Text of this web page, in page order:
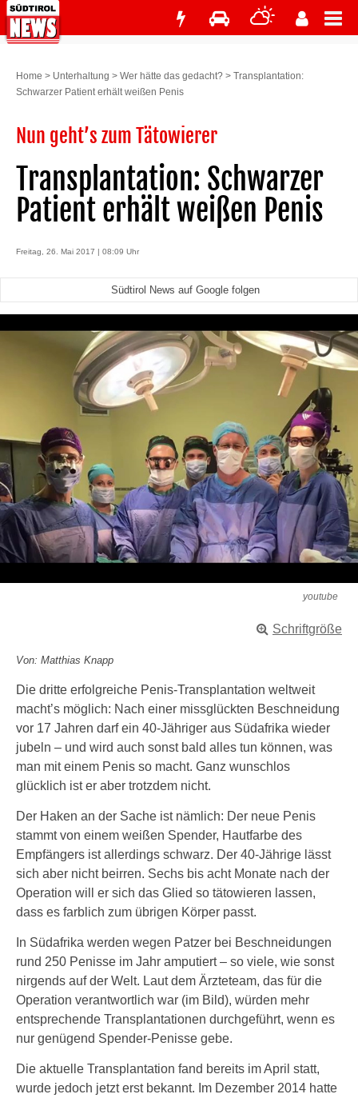
Home > Unterhaltung > Wer hätte das gedacht? > Transplantation:
Schwarzer Patient erhält weißen Penis
Nun geht’s zum Tätowierer
Transplantation: Schwarzer
Patient erhält weißen Penis
Freitag, 26. Mai 2017 | 08:09 Uhr
Südtirol News auf Google folgen
youtube
Schriftgröße
Von: Matthias Knapp
Die dritte erfolgreiche Penis-Transplantation weltweit
macht’s möglich: Nach einer missglückten Beschneidung
vor 17 Jahren darf ein 40-Jähriger aus Südafrika wieder
jubeln – und wird auch sonst bald alles tun können, was
man mit einem Penis so macht. Ganz wunschlos
glücklich ist er aber trotzdem nicht.
Der Haken an der Sache ist nämlich: Der neue Penis
stammt von einem weißen Spender, Hautfarbe des
Empfängers ist allerdings schwarz. Der 40-Jährige lässt
sich aber nicht beirren. Sechs bis acht Monate nach der
Operation will er sich das Glied so tätowieren lassen,
dass es farblich zum übrigen Körper passt.
In Südafrika werden wegen Patzer bei Beschneidungen
rund 250 Penisse im Jahr amputiert – so viele, wie sonst
nirgends auf der Welt. Laut dem Ärzteteam, das für die
Operation verantwortlich war (im Bild), würden mehr
entsprechende Transplantationen durchgeführt, wenn es
nur genügend Spender-Penisse gebe.
Die aktuelle Transplantation fand bereits im April statt,
wurde jedoch jetzt erst bekannt. Im Dezember 2014 hatte